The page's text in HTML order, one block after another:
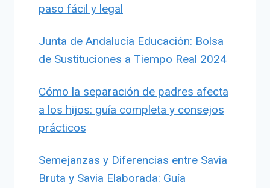
paso fácil y legal
Junta de Andalucía Educación: Bolsa
de Sustituciones a Tiempo Real 2024
Cómo la separación de padres afecta
a los hijos: guía completa y consejos
prácticos
Semejanzas y Diferencias entre Savia
Bruta y Savia Elaborada: Guía